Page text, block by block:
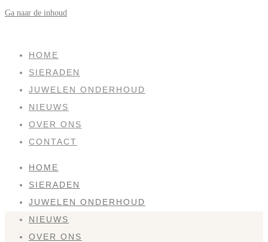
Ga naar de inhoud
HOME
SIERADEN
JUWELEN ONDERHOUD
NIEUWS
OVER ONS
CONTACT
HOME
SIERADEN
JUWELEN ONDERHOUD
NIEUWS
OVER ONS
SOLD